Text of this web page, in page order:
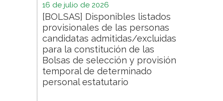
16 de julio de 2026
[BOLSAS] Disponibles listados
provisionales de las personas
candidatas admitidas/excluidas
para la constitución de las
Bolsas de selección y provisión
temporal de determinado
personal estatutario